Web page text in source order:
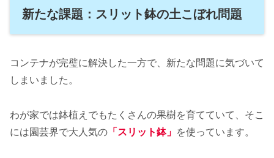
新たな課題：スリット鉢の土こぼれ問題
コンテナが完璧に解決した一方で、新たな問題に気づいて
しまいました。
わが家では鉢植えでもたくさんの果樹を育てていて、そこ
には園芸界で大人気の 「スリット鉢」 を使っています。